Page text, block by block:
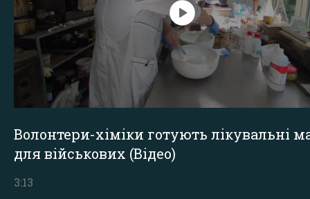
Волонтери-хіміки готують лікувальні
для військових (Відео)
3:13